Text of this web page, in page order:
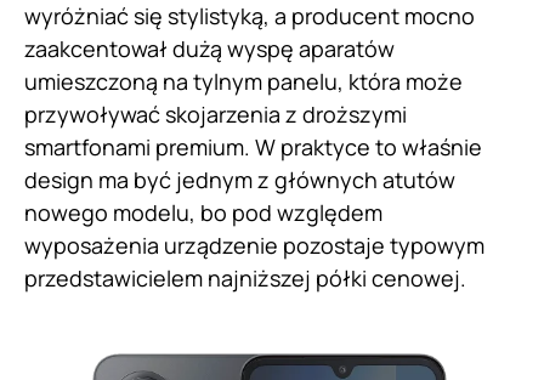
wyróżniać się stylistyką, a producent mocno
zaakcentował dużą wyspę aparatów
umieszczoną na tylnym panelu, która może
przywoływać skojarzenia z droższymi
smartfonami premium. W praktyce to właśnie
design ma być jednym z głównych atutów
nowego modelu, bo pod względem
wyposażenia urządzenie pozostaje typowym
przedstawicielem najniższej półki cenowej.